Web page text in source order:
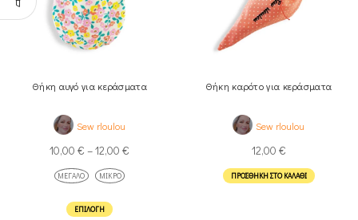
Θήκη αυγό για κεράσματα
Sew rloulou
10,00 € –12,00 €
ΜΕΓΆΛΟ ΜΙΚΡΌ
ΕΠΙΛΟΓΉ
Θήκη καρότο για κεράσματα
Sew rloulou
12,00 €
ΠΡΟΣΘΉΚΗ ΣΤΟ ΚΑΛΆΘΙ